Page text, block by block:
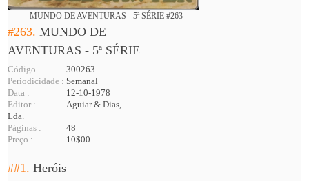
MUNDO DE AVENTURAS - 5ª SÉRIE #263
#263.MUNDO DE
AVENTURAS - 5ª SÉRIE
Código
300263
Periodicidade : Semanal
Data :
12-10-1978
Editor :
Aguiar & Dias,
Lda.
Páginas :
48
Preço :
10$00
##1.Heróis